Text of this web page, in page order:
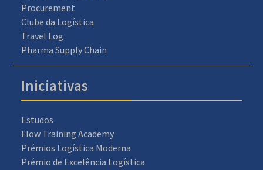
Procurement
Clube da Logística
Travel Log
Pharma Supply Chain
Iniciativas
Estudos
Flow Training Academy
Prémios Logística Moderna
Prémio de Excelência Logística